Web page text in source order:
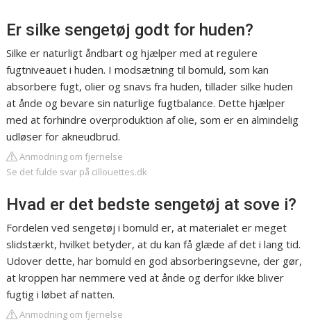
Er silke sengetøj godt for huden?
Silke er naturligt åndbart og hjælper med at regulere
fugtniveauet i huden. I modsætning til bomuld, som kan
absorbere fugt, olier og snavs fra huden, tillader silke huden
at ånde og bevare sin naturlige fugtbalance. Dette hjælper
med at forhindre overproduktion af olie, som er en almindelig
udløser for akneudbrud.
Anmodning om fjernelse
Se det fulde svar på cillouettes.dk
Hvad er det bedste sengetøj at sove i?
Fordelen ved sengetøj i bomuld er, at materialet er meget
slidstærkt, hvilket betyder, at du kan få glæde af det i lang tid.
Udover dette, har bomuld en god absorberingsevne, der gør,
at kroppen har nemmere ved at ånde og derfor ikke bliver
fugtig i løbet af natten.
Anmodning om fjernelse